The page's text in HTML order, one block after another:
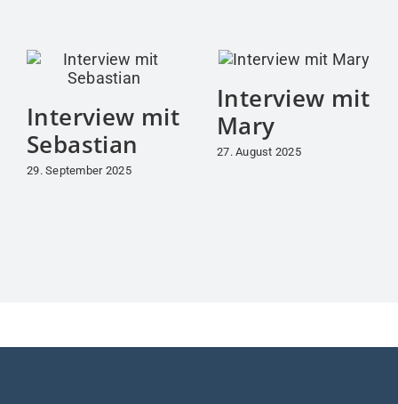
Interview mit
Sebastian
29. September 2025
Interview mit
Mary
27. August 2025